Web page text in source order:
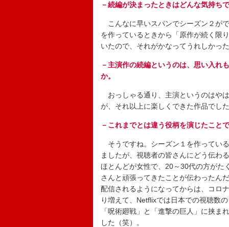
－続編が決まったときはどんな気持ち
こんなに早いスパンでシーズン２が
を作っているときから「原作が続く限
いたので、それがかなってうれしかっ
－主演作の続編というのは、思い入れ
か。
おっしゃる通り、主演というのはや
が、それ以上に楽しくできた作品でし
－これまでとは違う役柄を演じたこと
そうですね。シーズン１を作ってい
ましたが、視聴者の皆さんにどう伝わ
ほとんどが女性で、20～30代の方がた
さんと頑張ってきたことが伝わったん
配信されるようになってからは、コロ
り増えて、Netflixでは日本での視聴数
「呪術廻戦」と「進撃の巨人」に挟
した（笑）。